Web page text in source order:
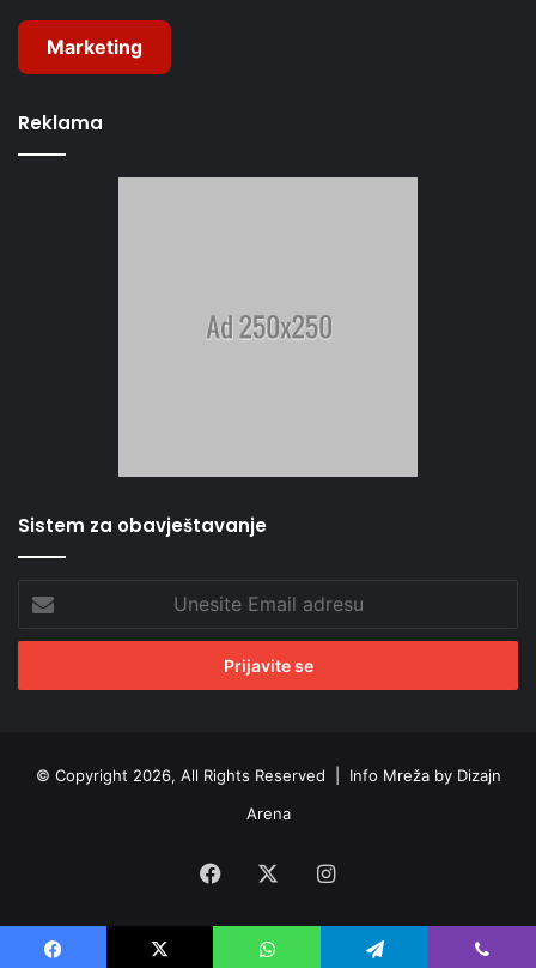
Marketing
Reklama
Sistem za obavještavanje
Email
adresu
© Copyright 2026, All Rights Reserved | Info Mreža by Dizajn
Arena
Facebook Instagram